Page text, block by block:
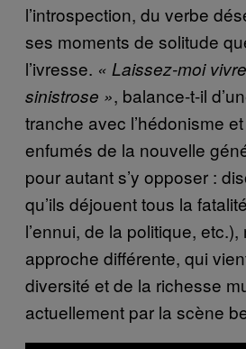
l’introspection, du verbe
ses moments de solitude
l’ivresse. « Laissez-moi
sinistrose », balance-t-il
tranche avec l’hédonisme
enfumés de la nouvelle
pour autant s’y opposer :
qu’ils déjouent tous la
l’ennui, de la politique,
approche différente, qui
diversité et de la richesse
actuellement par la scène